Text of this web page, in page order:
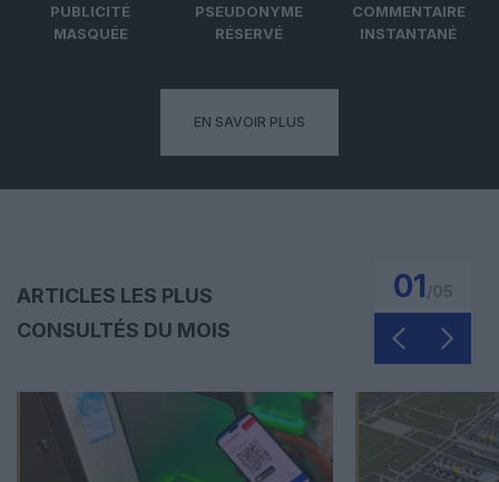
PUBLICITÉ
MASQUÉE
PSEUDONYME
RÉSERVÉ
COMMENTAIRE
INSTANTANÉ
EN SAVOIR PLUS
ARTICLES LES PLUS
CONSULTÉS DU MOIS
01